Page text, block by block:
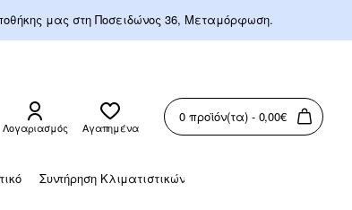
μας στη Ποσειδώνος 36, Μεταμόρφωση.
Λογαριασμός Αγαπημένα
0 προϊόν(τα) - 0,00€
Συντήρηση Κλιματιστικών